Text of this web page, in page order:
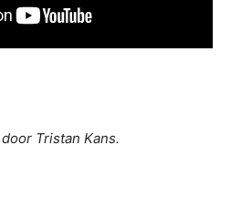
Tristan Kans.